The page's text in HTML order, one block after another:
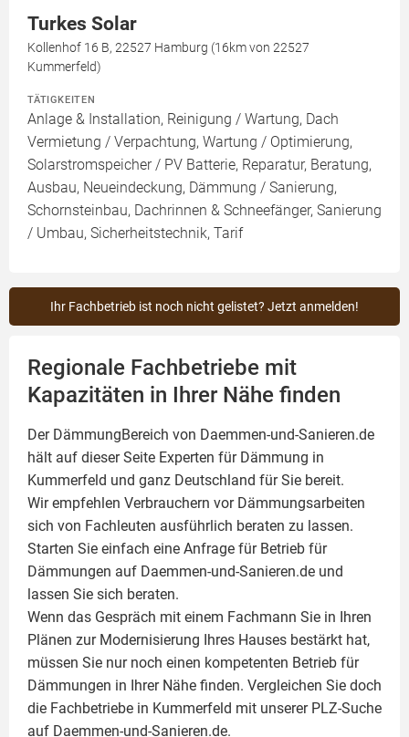
Turkes Solar
Kollenhof 16 B, 22527 Hamburg (16km von 22527
Kummerfeld)
TÄTIGKEITEN
Anlage & Installation, Reinigung / Wartung, Dach
Vermietung / Verpachtung, Wartung / Optimierung,
Solarstromspeicher / PV Batterie, Reparatur, Beratung,
Ausbau, Neueindeckung, Dämmung / Sanierung,
Schornsteinbau, Dachrinnen & Schneefänger, Sanierung
/ Umbau, Sicherheitstechnik, Tarif
Ihr Fachbetrieb ist noch nicht gelistet? Jetzt anmelden!
Regionale Fachbetriebe mit
Kapazitäten in Ihrer Nähe finden
Der DämmungBereich von Daemmen-und-Sanieren.de
hält auf dieser Seite Experten für Dämmung in
Kummerfeld und ganz Deutschland für Sie bereit.
Wir empfehlen Verbrauchern vor Dämmungsarbeiten
sich von Fachleuten ausführlich beraten zu lassen.
Starten Sie einfach eine Anfrage für Betrieb für
Dämmungen auf Daemmen-und-Sanieren.de und
lassen Sie sich beraten.
Wenn das Gespräch mit einem Fachmann Sie in Ihren
Plänen zur Modernisierung Ihres Hauses bestärkt hat,
müssen Sie nur noch einen kompetenten Betrieb für
Dämmungen in Ihrer Nähe finden. Vergleichen Sie doch
die Fachbetriebe in Kummerfeld mit unserer PLZ-Suche
auf Daemmen-und-Sanieren.de.